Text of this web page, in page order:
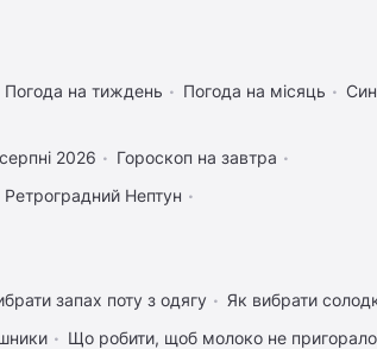
Погода на тиждень Погода на місяць
2026
Гороскоп на завтра
Ретроградний Нептун
запах поту з одягу
Як вибрати
Що робити, щоб молоко не пригорало